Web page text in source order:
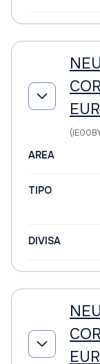
AREA
TIPO
DIVISA